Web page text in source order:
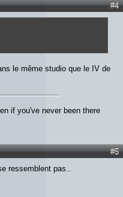
#4
le même studio que le IV de
if you've never been there
#5
ressemblent pas..